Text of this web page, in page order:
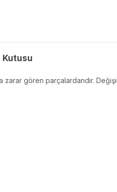
Kutusu
gören parçalardandır.